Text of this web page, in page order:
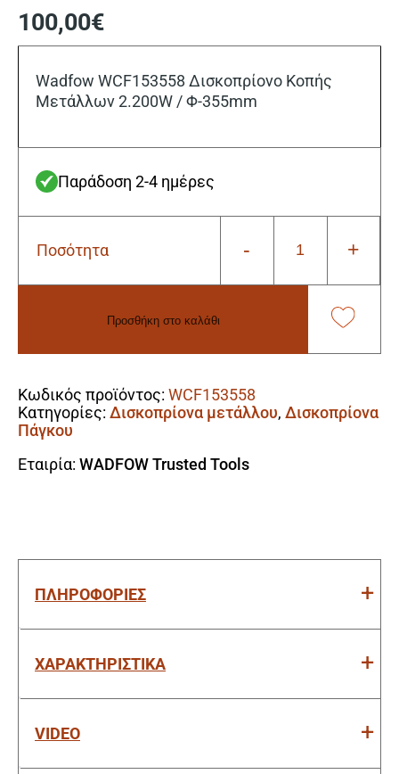
100,00€
Wadfow WCF153558 Δισκοπρίονο Κοπής
Μετάλλων 2.200W / Φ-355mm
Παράδοση 2-4 ημέρες
Ποσότητα -
Wadfow
Φ-355mm
ποσότητα
+
Προσθήκη στο καλάθι
Κωδικός προϊόντος: WCF153558
Κατηγορίες: Δισκοπρίονα μετάλλου, Δισκοπρίονα
Πάγκου
Εταιρία: WADFOW Trusted Tools
ΠΛΗΡΟΦΟΡΙΕΣ
ΧΑΡΑΚΤΗΡΙΣΤΙΚΑ
VIDEO